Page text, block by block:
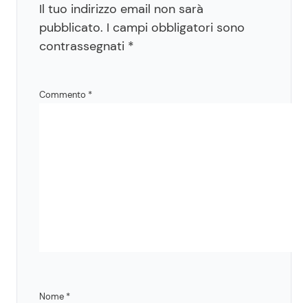
Il tuo indirizzo email non sarà
pubblicato. I campi obbligatori sono
contrassegnati *
Commento *
Nome *